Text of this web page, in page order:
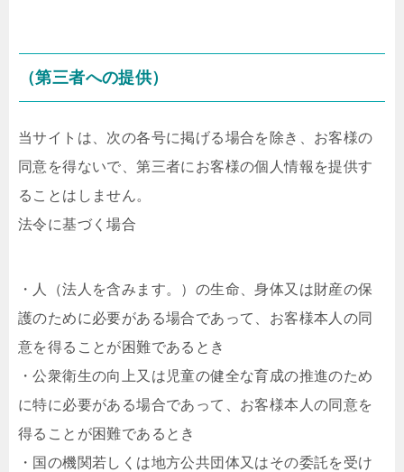
（第三者への提供）
当サイトは、次の各号に掲げる場合を除き、お客様の
同意を得ないで、第三者にお客様の個人情報を提供す
ることはしません。
法令に基づく場合
・人（法人を含みます。）の生命、身体又は財産の保
護のために必要がある場合であって、お客様本人の同
意を得ることが困難であるとき
・公衆衛生の向上又は児童の健全な育成の推進のため
に特に必要がある場合であって、お客様本人の同意を
得ることが困難であるとき
・国の機関若しくは地方公共団体又はその委託を受け